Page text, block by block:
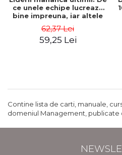
ce unele echipe lucreaza
bine impreuna, iar altele
Sinek
62,37 Lei
59,25 Lei
Contine lista de carti, manuale,
domeniul Management, publicate